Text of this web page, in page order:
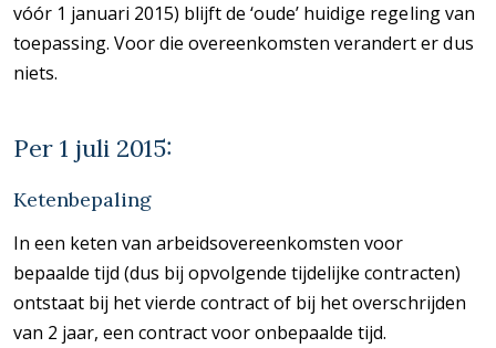
vóór 1 januari 2015) blijft de ‘oude’ huidige regeling van
toepassing. Voor die overeenkomsten verandert er dus
niets.
Per 1 juli 2015:
Ketenbepaling
In een keten van arbeidsovereenkomsten voor
bepaalde tijd (dus bij opvolgende tijdelijke contracten)
ontstaat bij het vierde contract of bij het overschrijden
van 2 jaar, een contract voor onbepaalde tijd.